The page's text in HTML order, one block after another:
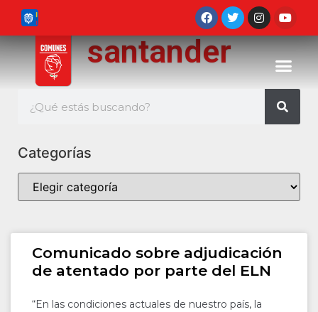
santander
Categorías
Comunicado sobre adjudicación
de atentado por parte del ELN
“En las condiciones actuales de nuestro país, la